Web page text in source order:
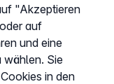
"Akzeptieren
auf
und eine
Sie
in den